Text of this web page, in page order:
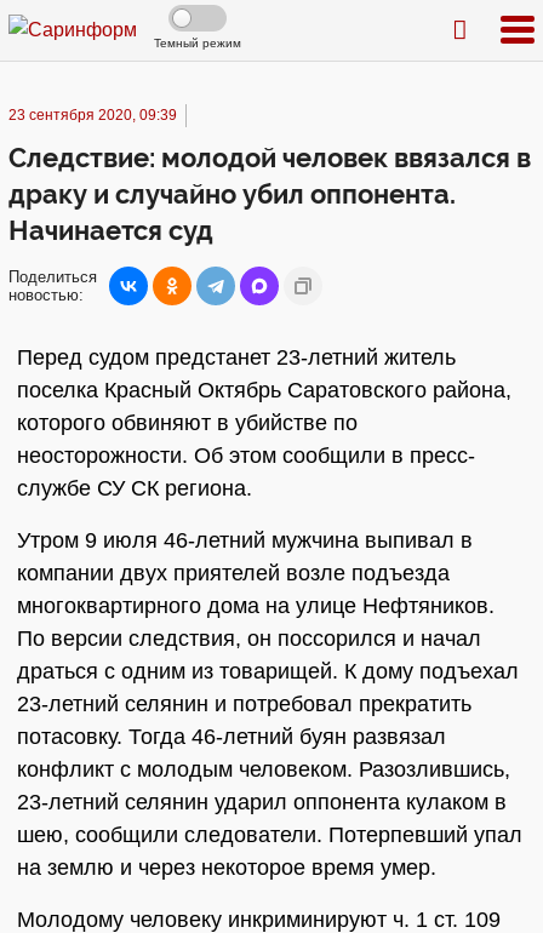
Темный режим
23 сентября 2020, 09:39
Следствие: молодой человек ввязался в
драку и случайно убил оппонента.
Начинается суд
Поделиться
новостью:
Перед судом предстанет 23-летний житель
поселка Красный Октябрь Саратовского района,
которого обвиняют в убийстве по
неосторожности. Об этом сообщили в пресс-
службе СУ СК региона.
Утром 9 июля 46-летний мужчина выпивал в
компании двух приятелей возле подъезда
многоквартирного дома на улице Нефтяников.
По версии следствия, он поссорился и начал
драться с одним из товарищей. К дому подъехал
23-летний селянин и потребовал прекратить
потасовку. Тогда 46-летний буян развязал
конфликт с молодым человеком. Разозлившись,
23-летний селянин ударил оппонента кулаком в
шею, сообщили следователи. Потерпевший упал
на землю и через некоторое время умер.
Молодому человеку инкриминируют ч. 1 ст. 109